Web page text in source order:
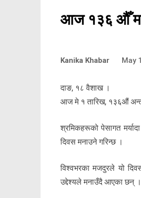
आज १३६ औँ
Kanika Khabar May
दाङ, १८ वैशाख ।
आज मे १ तारिख, १३६औं
श्रमिकहरूको पेसागत
दिवस मनाउने गरिन्छ ।
विश्वभरका मजदुरले यो
उद्देश्यले मनाउँदै आएका छन् ।